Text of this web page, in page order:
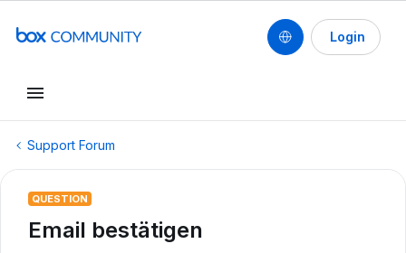
Login
Support Forum
QUESTION
Email bestätigen